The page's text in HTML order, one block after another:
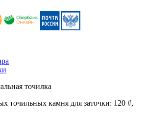
точилка
точильных камня для заточки: 120 #,